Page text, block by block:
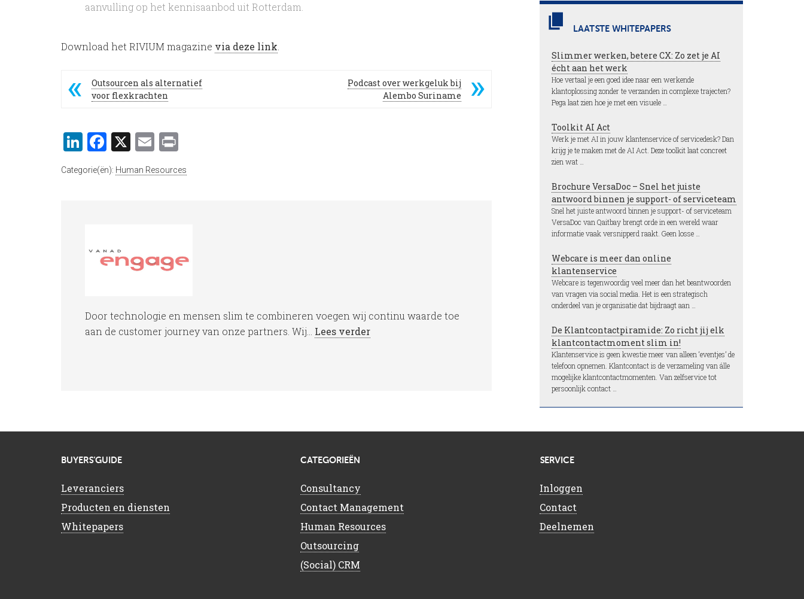
aanvulling op het kennisaanbod uit Rotterdam.
Download het RIVIUM magazine via deze link
Outsourcen als alternatief
voor flexkrachten
Podcast over werkgeluk bij
Alembo Suriname
LinkedIn
Facebook
X Email
Categorie(ën): Human Resources
Door technologie en mensen slim te combineren voegen wij continu waarde toe
aan de customer journey van onze partners. Wij... Lees verder
LAATSTE WHITEPAPERS
Slimmer werken, betere CX: Zo zet je AI
écht aan het werk
Hoe vertaal je een goed idee naar een werkende
klantoplossing zonder te verzanden in complexe trajecten?
Pega laat zien hoe je met een visuele …
Toolkit AI Act
Werk je met AI in jouw klantenservice of servicedesk? Dan
krijg je te maken met de AI Act. Deze toolkit laat concreet
zien wat …
Brochure VersaDoc – Snel het juiste
antwoord binnen je support- of serviceteam
Snel het juiste antwoord binnen je support- of serviceteam
VersaDoc van Qaitbay brengt orde in een wereld waar
informatie vaak versnipperd raakt. Geen losse …
Webcare is meer dan online
klantenservice
Webcare is tegenwoordig veel meer dan het beantwoorden
van vragen via social media. Het is een strategisch
onderdeel van je organisatie dat bijdraagt aan …
De Klantcontactpiramide: Zo richt jij elk
klantcontactmoment slim in!
Klantenservice is geen kwestie meer van alleen ‘eventjes’ de
telefoon opnemen. Klantcontact is de verzameling van álle
mogelijke klantcontactmomenten. Van zelfservice tot
persoonlijk contact …
BUYERS’GUIDE
Leveranciers
Producten en diensten
Whitepapers
CATEGORIEËN
Consultancy
Contact Management
Human Resources
Outsourcing
(Social) CRM
SERVICE
Inloggen
Contact
Deelnemen